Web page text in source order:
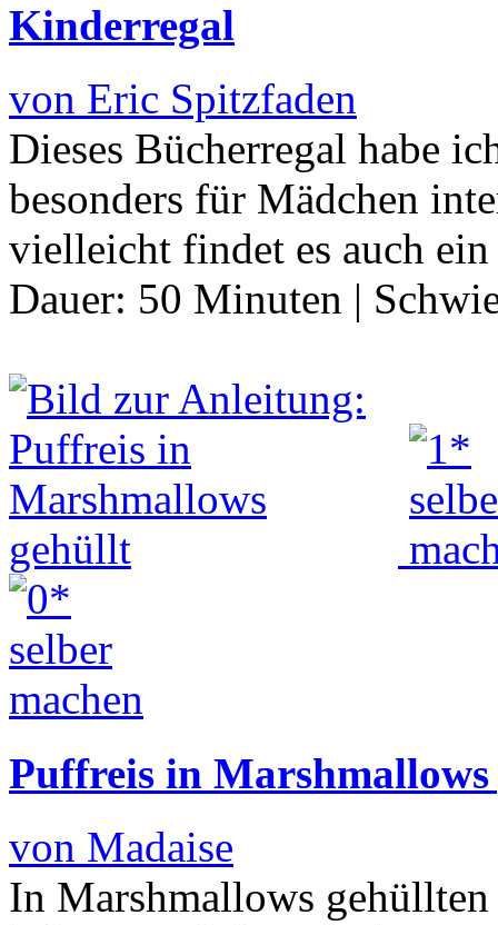
Kinderregal
von Eric Spitzfaden
Dieses Bücherregal habe
besonders für Mädchen
vielleicht findet es auch
Dauer: 50 Minuten |
Puffreis in
von Madaise
In Marshmallows